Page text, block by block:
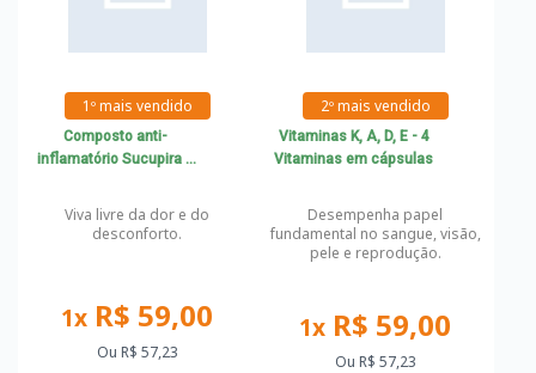
1º mais vendido
Composto anti-
inflamatório Sucupira +
Viva livre da dor e do
desconforto.
1x R$ 59,00
Ou R$ 57,23
2º mais vendido
Vitaminas K, A, D, E - 4
Vitaminas em cápsulas
Desempenha papel
fundamental no sangue, visão,
pele e reprodução.
1x R$ 59,00
Ou R$ 57,23